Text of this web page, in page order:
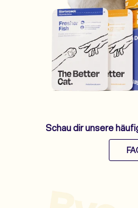
Schau dir unsere